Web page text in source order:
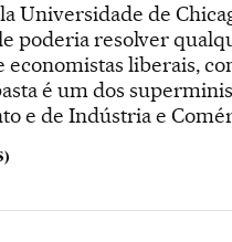
Universidade de
poderia resolver
liberais,
é um dos
e de Indústria e